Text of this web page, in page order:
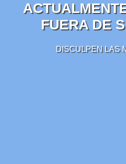
FUERA DE
DISCULPEN LAS